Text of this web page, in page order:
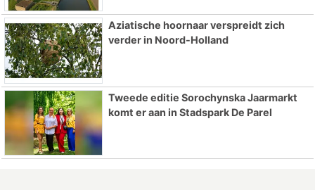
Aziatische hoornaar verspreidt zich
verder in Noord-Holland
Tweede editie Sorochynska Jaarmarkt
komt er aan in Stadspark De Parel